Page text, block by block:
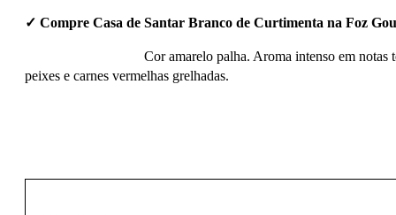
✓ Compre Casa de Santar Branco de Curtimenta na Foz
Cor amarelo palha. Aroma intenso em notas
peixes e carnes vermelhas grelhadas.